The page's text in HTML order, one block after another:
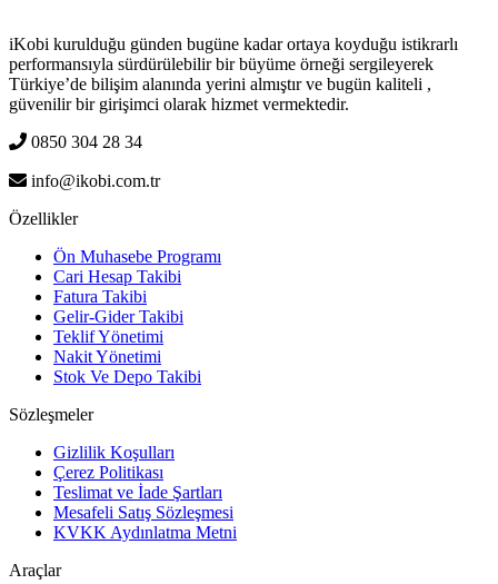
iKobi kurulduğu günden bugüne kadar ortaya koyduğu istikrarlı
performansıyla sürdürülebilir bir büyüme örneği sergileyerek
Türkiye’de bilişim alanında yerini almıştır ve bugün kaliteli ,
güvenilir bir girişimci olarak hizmet vermektedir.
0850 304 28 34
info@ikobi.com.tr
Özellikler
Ön Muhasebe Programı
Cari Hesap Takibi
Fatura Takibi
Gelir-Gider Takibi
Teklif Yönetimi
Nakit Yönetimi
Stok Ve Depo Takibi
Sözleşmeler
Gizlilik Koşulları
Çerez Politikası
Teslimat ve İade Şartları
Mesafeli Satış Sözleşmesi
KVKK Aydınlatma Metni
Araçlar